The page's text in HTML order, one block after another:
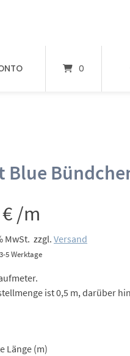
0
Blue
€ /m
MwSt. zzgl. Versand
5 Werktage
ist 0,5 m, darüber
Länge (m)